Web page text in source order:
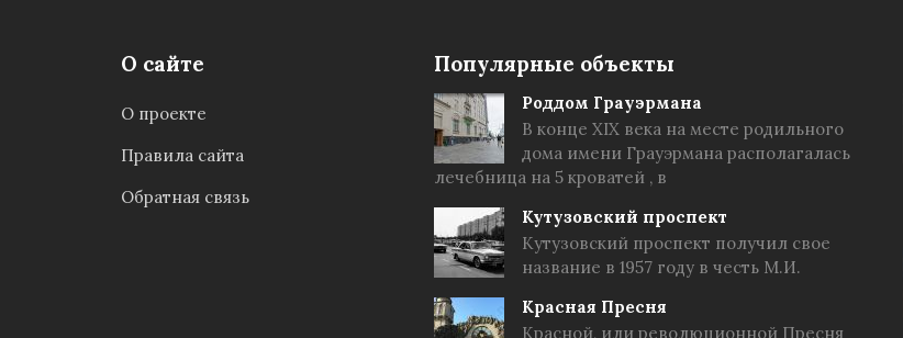
О сайте
О проекте
Правила сайта
Обратная связь
Популярные объекты
Роддом Грауэрмана
В конце XIX века на месте родильного
дома имени Грауэрмана располагалась
лечебница на 5 кроватей , в
Кутузовский проспект
Кутузовский проспект получил свое
название в 1957 году в честь М.И.
Красная Пресня
Красной, или революционной Пресня